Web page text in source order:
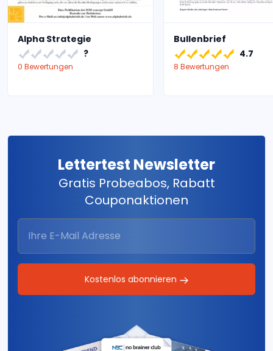
Alpha Strategie
?
0 Bewertungen
Bullenbrief
4.7
8 Bewertungen
Lettertest Newsletter
Gratis Probeabos, Rabatt
Couponaktionen
Kostenlos abonnieren